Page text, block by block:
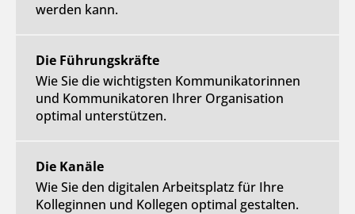
werden kann.
Die Führungskräfte
Wie Sie die wichtigsten Kommunikatorinnen
und Kommunikatoren Ihrer Organisation
optimal unterstützen.
Die Kanäle
Wie Sie den digitalen Arbeitsplatz für Ihre
Kolleginnen und Kollegen optimal gestalten.